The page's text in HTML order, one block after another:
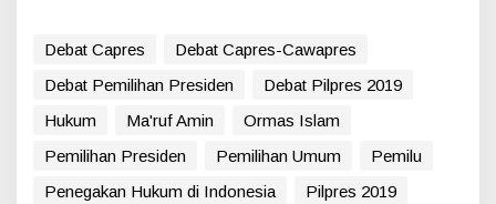
Debat Capres
Debat Capres-Cawapres
Debat Pemilihan Presiden
Debat Pilpres 2019
Hukum
Ma'ruf Amin
Ormas Islam
Pemilihan Presiden
Pemilihan Umum
Pemilu
Penegakan Hukum di Indonesia
Pilpres 2019